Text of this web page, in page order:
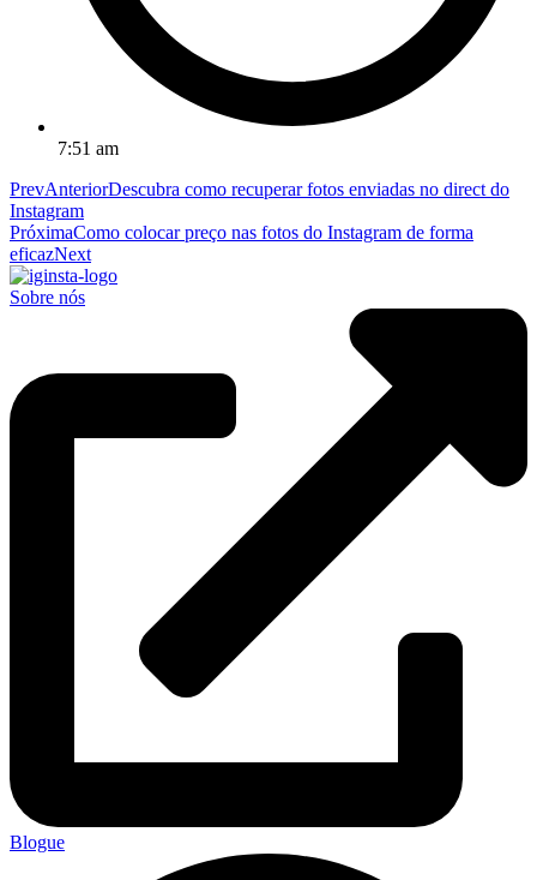
7:51 am
PrevAnteriorDescubra como recuperar fotos enviadas no direct do
Instagram
PróximaComo colocar preço nas fotos do Instagram de forma
eficazNext
Sobre nós
Blogue